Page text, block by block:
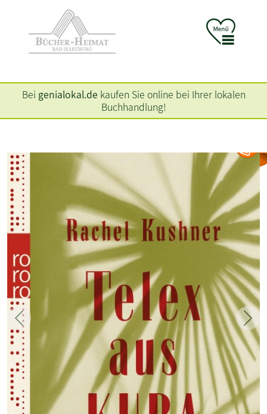
Bei genialokal.de kaufen Sie online bei Ihrer lokalen
Buchhandlung!
Zurück